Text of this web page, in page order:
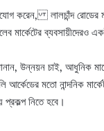
করেন, লালচাঁন্দ রোডের
মার্কেটের ব্যবসায়ীদেরও
উন্নয়ন চাই, আধুনিক
আর্কেডের মতো নান্দনিক
প্রকল্প নিতে হবে।